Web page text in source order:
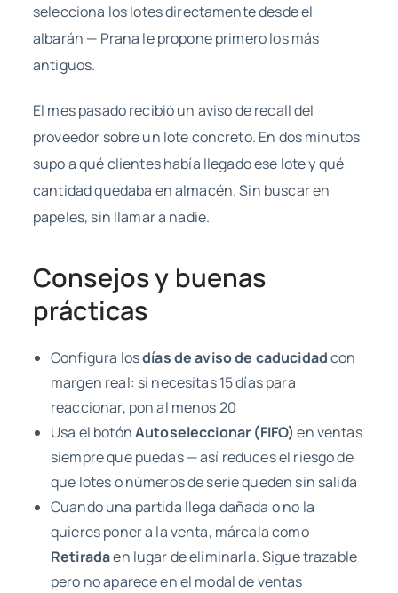
selecciona los lotes directamente desde el
albarán — Prana le propone primero los más
antiguos.
El mes pasado recibió un aviso de recall del
proveedor sobre un lote concreto. En dos minutos
supo a qué clientes había llegado ese lote y qué
cantidad quedaba en almacén. Sin buscar en
papeles, sin llamar a nadie.
Consejos y buenas
prácticas
Configura losdías de aviso de caducidadcon
margen real: si necesitas 15 días para
reaccionar, pon al menos 20
Usa el botónAutoseleccionar (FIFO) en ventas
siempre que puedas — así reduces el riesgo de
que lotes o números de serie queden sin salida
Cuando una partida llega dañada o no la
quieres poner a la venta, márcala como
Retiradaen lugar de eliminarla. Sigue trazable
pero no aparece en el modal de ventas